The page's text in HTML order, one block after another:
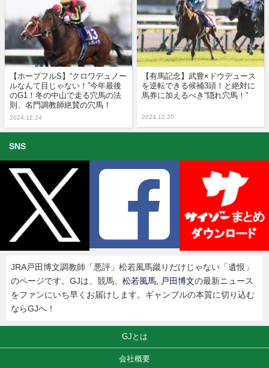
【ホープフルS】“クロワデュノー
ルなんて目じゃない！”今年最後
のG1！冬の中山で走る穴馬の法
則、名門調教師絶賛の穴馬！
2024.12.24
【有馬記念】武豊×ドウデュース
を逆転できる候補3頭！と絶対に
馬券に加えるべき“隠れ穴馬！”
2024.12.20
SNS
JRA戸田博文調教師「悪評」松若風馬蹴りだけじゃない「遺恨」
のページです。GJは、競馬、 松若風馬 戸田博文の最新ニュース
をファンにいち早くお届けします。ギャンブルの本質に切り込む
ならGJへ！
GJとは
会社概要